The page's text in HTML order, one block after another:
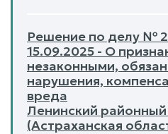
Решение по делу №
15.09.2025 - О
незаконными,
нарушения,
вреда
Ленинский районный
(Астраханская